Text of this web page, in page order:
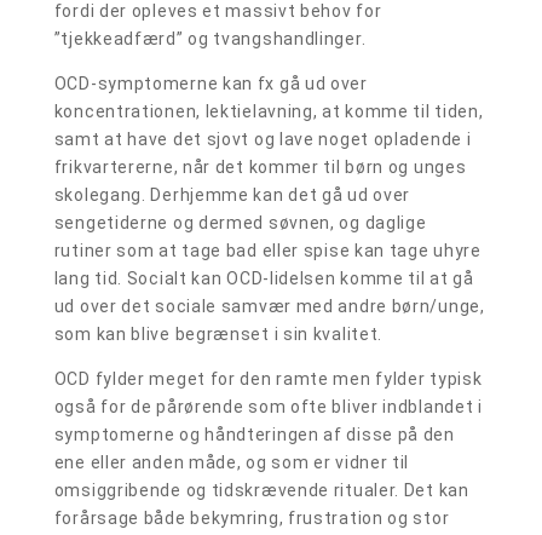
fordi der opleves et massivt behov for
”tjekkeadfærd” og tvangshandlinger.
OCD-symptomerne kan fx gå ud over
koncentrationen, lektielavning, at komme til tiden,
samt at have det sjovt og lave noget opladende i
frikvartererne, når det kommer til børn og unges
skolegang. Derhjemme kan det gå ud over
sengetiderne og dermed søvnen, og daglige
rutiner som at tage bad eller spise kan tage uhyre
lang tid. Socialt kan OCD-lidelsen komme til at gå
ud over det sociale samvær med andre børn/unge,
som kan blive begrænset i sin kvalitet.
OCD fylder meget for den ramte men fylder typisk
også for de pårørende som ofte bliver indblandet i
symptomerne og håndteringen af disse på den
ene eller anden måde, og som er vidner til
omsiggribende og tidskrævende ritualer. Det kan
forårsage både bekymring, frustration og stor